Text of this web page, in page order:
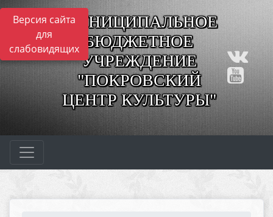
Версия сайта
для
слабовидящих
МУНИЦИПАЛЬНОЕ
БЮДЖЕТНОЕ
УЧРЕЖДЕНИЕ
"ПОКРОВСКИЙ
ЦЕНТР КУЛЬТУРЫ"